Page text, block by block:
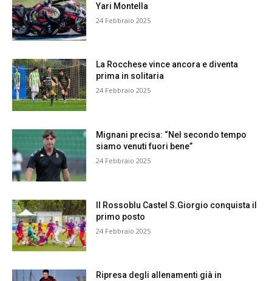
Yari Montella
24 Febbraio 2025
La Rocchese vince ancora e diventa
prima in solitaria
24 Febbraio 2025
Mignani precisa: “Nel secondo tempo
siamo venuti fuori bene”
24 Febbraio 2025
Il Rossoblu Castel S.Giorgio conquista il
primo posto
24 Febbraio 2025
Ripresa degli allenamenti già in